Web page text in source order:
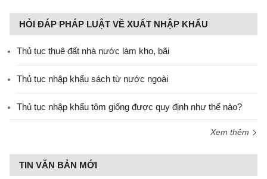
HỎI ĐÁP PHÁP LUẬT VỀ XUẤT NHẬP KHẨU
Thủ tục thuê đất nhà nước làm kho, bãi
Thủ tục nhập khẩu sách từ nước ngoài
Thủ tục nhập khẩu tôm giống được quy định như thế nào?
Xem thêm
TIN VĂN BẢN MỚI